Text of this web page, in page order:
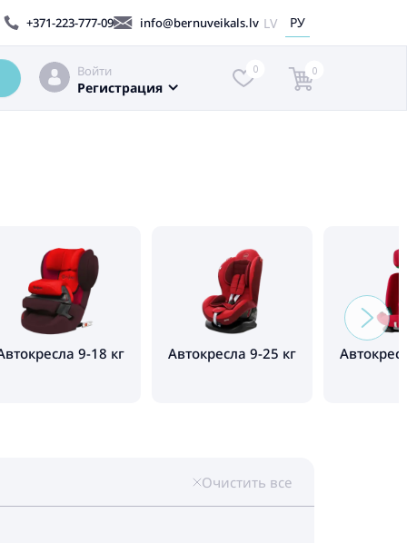
+371-223-777-09 info@bernuveikals.lv LV РУ
Войти
Регистрация
0 0
9-18 кг Автокресла 9-25 кг
Очистить все